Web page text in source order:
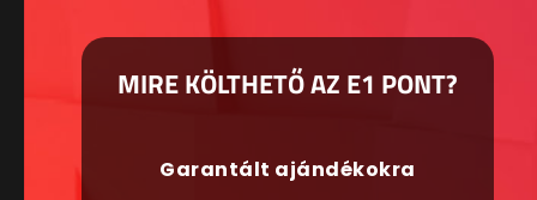
MIRE KÖLTHETŐ AZ E1 PONT?
Garantált ajándékokra